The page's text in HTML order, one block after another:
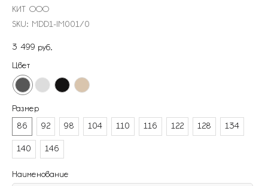
КИТ ООО
SKU: MDD1-IM001/0
3 499 руб.
Цвет
Размер
86
92 98 104 110 116 122 128 134
140 146
Наименование